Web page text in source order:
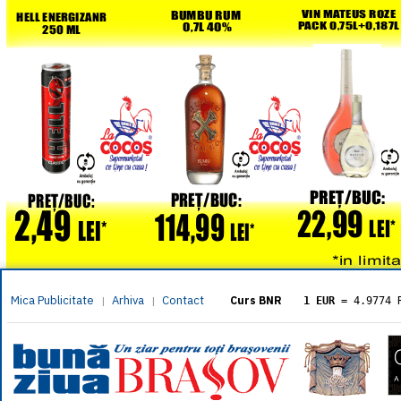
Mica Publicitate | Arhiva | Contact Curs BNR 1 EUR = 4.9774
= 5.8304
1 XAU= 464.4611
1 AED= 1.1933
1 AUD= 2.7957
1 BGN= 2.5449